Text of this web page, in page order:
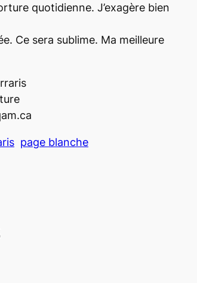
quotidienne. J’exagère bien
Ce sera sublime. Ma meilleure
page blanche